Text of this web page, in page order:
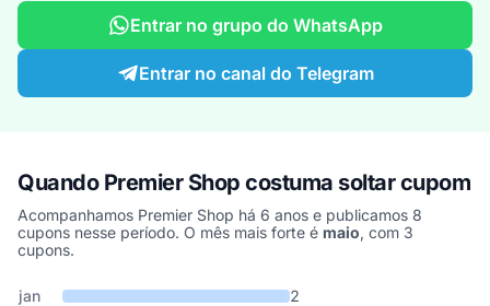
Entrar no grupo do WhatsApp
Entrar no canal do Telegram
Quando Premier Shop costuma soltar cupom
Acompanhamos Premier Shop há 6 anos e publicamos 8
cupons nesse período. O mês mais forte é maio, com 3
cupons.
Cupons de Premier Shop publicados por mês, somando os
Mês Cupons publicadosDesconto médio
jan
2